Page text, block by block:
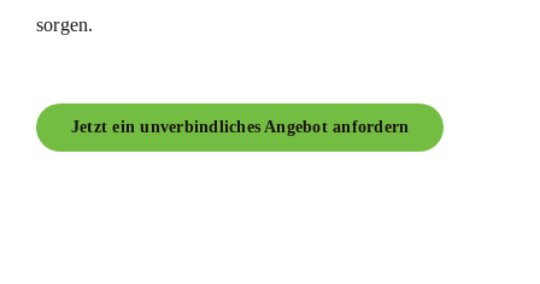
sorgen.
Jetzt ein unverbindliches Angebot anfordern